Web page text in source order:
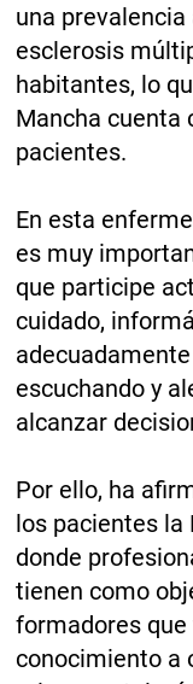
una
esclerosis
habitantes, lo
Mancha cuenta
pacientes.
En esta
es muy
que participe
cuidado,
escuchando y
alcanzar
Por ello, ha
los pacientes la
donde
tienen como
formadores
conocimiento a